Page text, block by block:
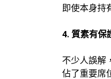
即使本身持
4. 質素有保
不少人誤解，
佔了重要席